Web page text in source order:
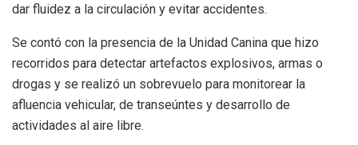
dar fluidez a la circulación y evitar accidentes.
Se contó con la presencia de la Unidad Canina que hizo
recorridos para detectar artefactos explosivos, armas o
drogas y se realizó un sobrevuelo para monitorear la
afluencia vehicular, de transeúntes y desarrollo de
actividades al aire libre.